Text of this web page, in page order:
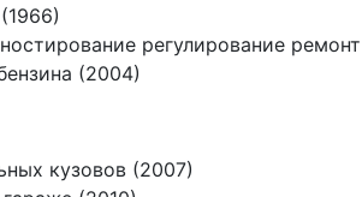
регулирование
(2004)
кузовов (2007)